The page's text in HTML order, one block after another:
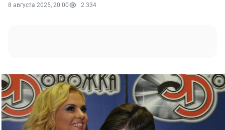
8 августа 2025, 20:00 2 334